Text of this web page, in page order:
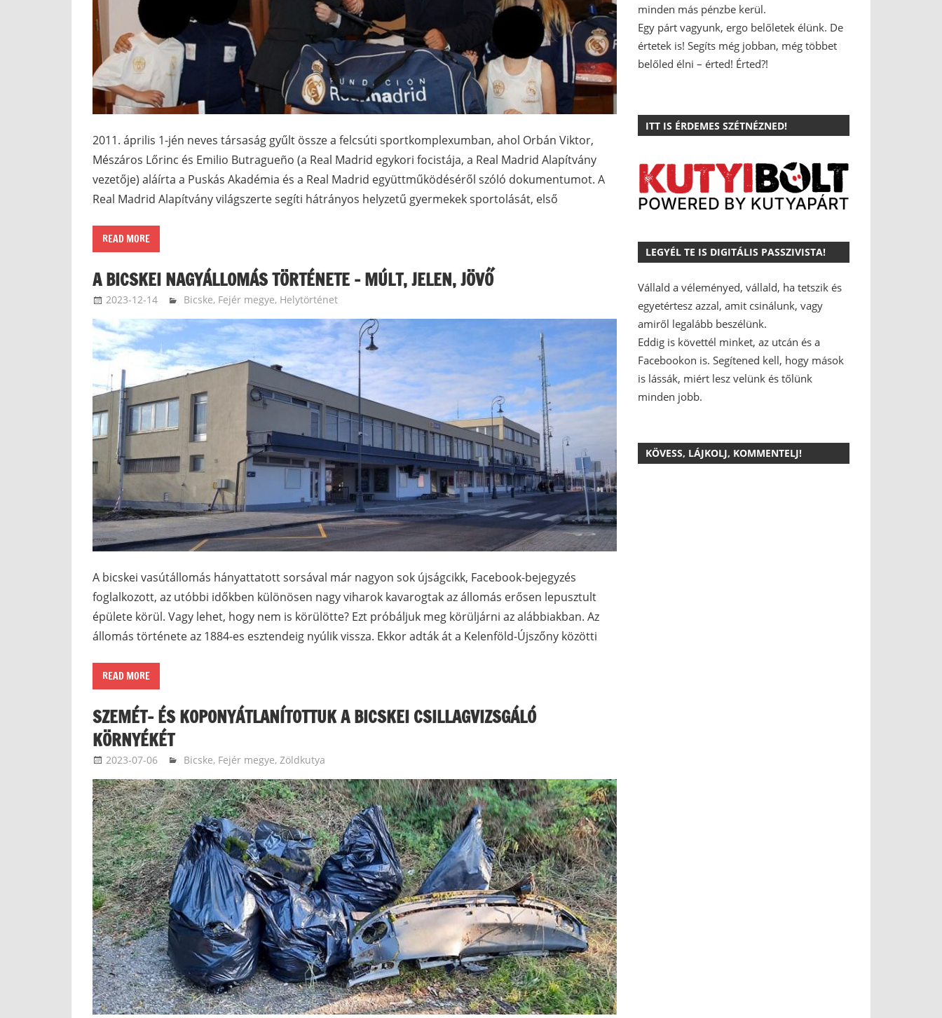
2011. április 1-jén neves társaság gyűlt össze a felcsúti sportkomplexumban, ahol Orbán Viktor,
Mészáros Lőrinc és Emilio Butragueño (a Real Madrid egykori focistája, a Real Madrid Alapítvány
vezetője) aláírta a Puskás Akadémia és a Real Madrid együttműködéséről szóló dokumentumot. A
Real Madrid Alapítvány világszerte segíti hátrányos helyzetű gyermekek sportolását, első
READ MORE
A BICSKEI NAGYÁLLOMÁS TÖRTÉNETE – MÚLT, JELEN, JÖVŐ
2023-12-14 paszicsnyekjanos
Bicske, Fejér megye, Helytörténet
A bicskei vasútállomás hányattatott sorsával már nagyon sok újságcikk, Facebook-bejegyzés
foglalkozott, az utóbbi időkben különösen nagy viharok kavarogtak az állomás erősen lepusztult
épülete körül. Vagy lehet, hogy nem is körülötte? Ezt próbáljuk meg körüljárni az alábbiakban. Az
állomás története az 1884-es esztendeig nyúlik vissza. Ekkor adták át a Kelenföld-Újszőny közötti
READ MORE
SZEMÉT- ÉS KOPONYÁTLANÍTOTTUK A BICSKEI CSILLAGVIZSGÁLÓ
KÖRNYÉKÉT
2023-07-06 paszicsnyekjanos
Bicske, Fejér megye,Zöldkutya
minden más pénzbe kerül.
Egy párt vagyunk, ergo belőletek élünk. De
értetek is! Segíts még jobban, még többet
belőled élni – érted! Érted?!
ITT IS ÉRDEMES SZÉTNÉZNED!
LEGYÉL TE IS DIGITÁLIS PASSZIVISTA!
Vállald a véleményed, vállald, ha tetszik és
egyetértesz azzal, amit csinálunk, vagy
amiről legalább beszélünk.
Eddig is követtél minket, az utcán és a
Facebookon is. Segítened kell, hogy mások
is lássák, miért lesz velünk és tőlünk
minden jobb.
KÖVESS, LÁJKOLJ, KOMMENTELJ!